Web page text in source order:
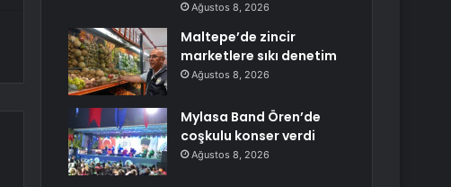
Ağustos 8, 2026
Maltepe’de zincir
marketlere sıkı denetim
Ağustos 8, 2026
Mylasa Band Ören’de
coşkulu konser verdi
Ağustos 8, 2026